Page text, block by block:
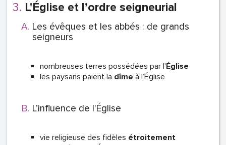
L'Église et l’ordre seigneurial
Les évêques et les abbés : de grands
seigneurs
nombreuses terres possédées par l'Église
les paysans paient la dîme à l’Église
L’influence de l'Église
vie religieuse des fidèles étroitement